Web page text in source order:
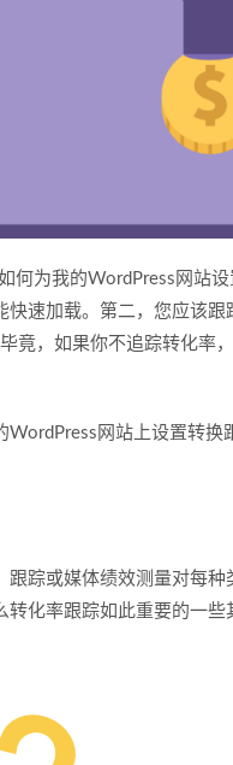
何为我的WordPress网站
速加载。第二，您应该
竟，如果你不追踪转化率
网站上设置转
跟踪或媒体绩效测量对每
转化率跟踪如此重要的一些